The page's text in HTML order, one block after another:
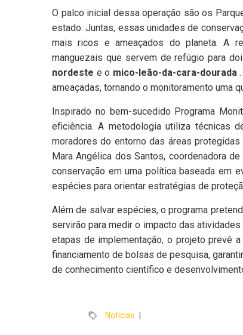
O palco inicial dessa operação são os
estado. Juntas, essas unidades de
mais ricos e ameaçados do planeta. A
manguezais que servem de refúgio para
nordeste e o mico-leão-da-cara-dourada
ameaçadas, tornando o monitoramento uma
Inspirado no bem-sucedido Programa
eficiência. A metodologia utiliza técnicas
moradores do entorno das áreas
Mara Angélica dos Santos, coordenadora
conservação em uma política baseada em
espécies para orientar estratégias de
Além de salvar espécies, o programa
servirão para medir o impacto das
etapas de implementação, o projeto prevê
financiamento de bolsas de pesquisa,
de conhecimento científico e
Notícias